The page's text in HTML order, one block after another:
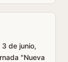
de junio,
"Nueva